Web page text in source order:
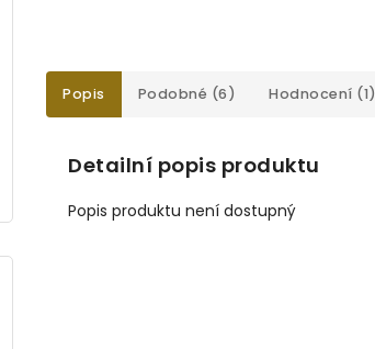
Popis Podobné (6) Hodnocení (1)
Detailní popis produktu
Popis produktu není dostupný